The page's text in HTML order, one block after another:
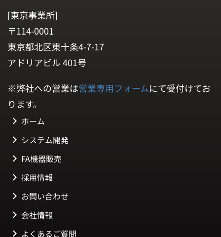
[東京事業所]
〒114-0001
東京都北区東十条4-7-17
アドリアビル 401号
※弊社への営業は営業専用フォームにて受付けてお
ります。
ホーム
システム開発
FA機器販売
採用情報
お問い合わせ
会社情報
よくあるご質問